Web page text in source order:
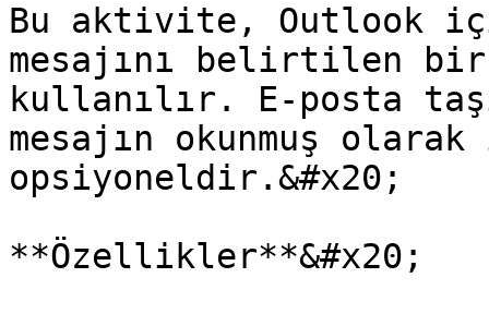
Bu aktivite, Outlook
mesajını belirtilen
kullanılır. E-posta
mesajın okunmuş
opsiyoneldir.&#x20;
**Özellikler**&#x20;